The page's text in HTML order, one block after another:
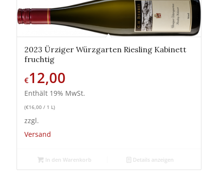
2023 Ürziger Würzgarten Riesling Kabinett
fruchtig
€12,00
Enthält 19% MwSt.
(€16,00/ 1 L)
zzgl.
Versand
In den Warenkorb Details anzeigen